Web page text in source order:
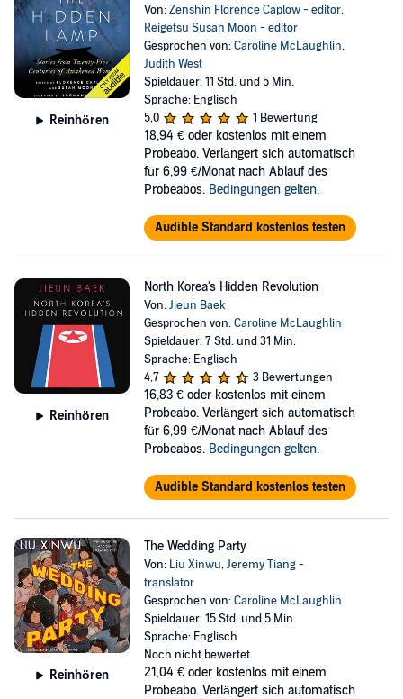
Reinhören
Von:Zenshin Florence Caplow - editor,
Reigetsu Susan Moon - editor
Gesprochen von:Caroline McLaughlin,
Judith West
Spieldauer: 11 Std. und 5 Min.
Sprache: Englisch
5,0
1 Bewertung
18,94 € oder kostenlos mit einem
Probeabo. Verlängert sich automatisch
für 6,99 €/Monat nach Ablauf des
Probeabos. Bedingungen gelten.
Audible Standard kostenlos testen
Reinhören
North Korea's Hidden Revolution
Von:Jieun Baek
Gesprochen von:Caroline McLaughlin
Spieldauer: 7 Std. und 31 Min.
Sprache: Englisch
4,7
3 Bewertungen
16,83 € oder kostenlos mit einem
Probeabo. Verlängert sich automatisch
für 6,99 €/Monat nach Ablauf des
Probeabos. Bedingungen gelten.
Audible Standard kostenlos testen
Reinhören
The Wedding Party
Von: Liu Xinwu,Jeremy Tiang -
translator
Gesprochen von:Caroline McLaughlin
Spieldauer: 15 Std. und 5 Min.
Sprache: Englisch
Noch nicht bewertet
21,04 € oder kostenlos mit einem
Probeabo. Verlängert sich automatisch